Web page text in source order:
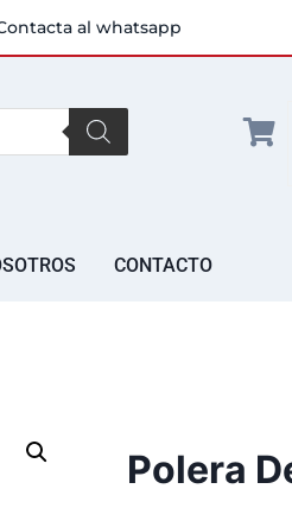
al whatsapp
CONTACTO
Polera